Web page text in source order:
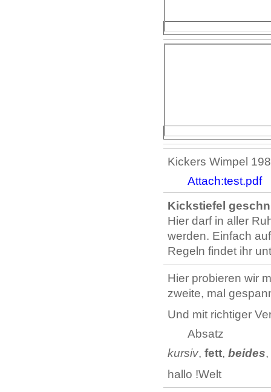
Kickers Wimpel
Attach:test.pdf
Kickstiefel
Hier darf in aller
werden. Einfach
Regeln findet ihr
Hier probieren wir
zweite, mal
Und mit richtiger
Absatz
kursiv, fett, beides,
hallo !Welt